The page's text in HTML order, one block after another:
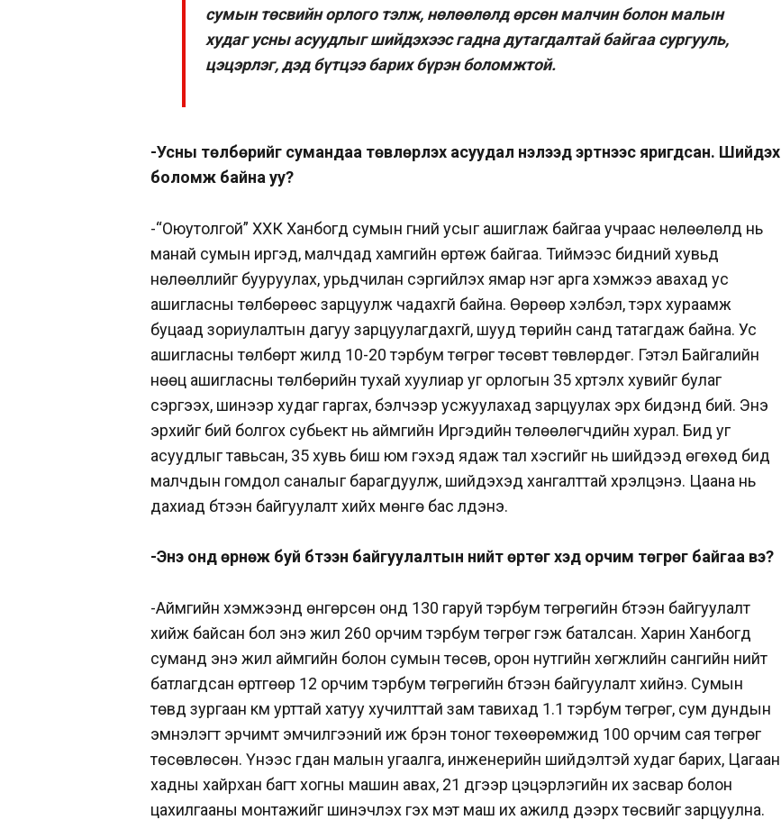
сумын төсвийн орлого тэлж, нөлөөлөлд өрсөн малчин болон малын
худаг усны асуудлыг шийдэхээс гадна дутагдалтай байгаа сургууль,
цэцэрлэг, дэд бүтцээ барих бүрэн боломжтой.
-Усны төлбөрийг сумандаа төвлөрүүлэх асуудал нэлээд эртнээс яригдсан. Шийдэх
боломж байна уу?
-“Оюутолгой” ХХК Ханбогд сумын гүний усыг ашиглаж байгаа учраас нөлөөлөлд нь
манай сумын иргэд, малчдад хамгийн өртөж байгаа. Тиймээс бидний хувьд
нөлөөллийг бууруулах, урьдчилан сэргийлэх ямар нэг арга хэмжээ авахад ус
ашигласны төлбөрөөс зарцуулж чадахгүй байна. Өөрөөр хэлбэл, тэрхүү хураамж
буцаад зориулалтын дагуу зарцуулагдахгүй, шууд төрийн санд татагдаж байна. Ус
ашигласны төлбөрт жилд 10-20 тэрбум төгрөг төсөвт төвлөрдөг. Гэтэл Байгалийн
нөөц ашигласны төлбөрийн тухай хуулиар уг орлогын 35 хүртэлх хувийг булаг
сэргээх, шинээр худаг гаргах, бэлчээр усжуулахад зарцуулах эрх бидэнд бий. Энэ
эрхийг бий болгох субьект нь аймгийн Иргэдийн төлөөлөгчдийн хурал. Бид уг
асуудлыг тавьсан, 35 хувь биш юм гэхэд ядаж тал хэсгийг нь шийдээд өгөхөд бид
малчдын гомдол саналыг барагдуулж, шийдэхэд хангалттай хүрэлцэнэ. Цаана нь
дахиад бүтээн байгуулалт хийх мөнгө бас үлдэнэ.
-Энэ онд өрнөж буй бүтээн байгуулалтын нийт өртөг хэд орчим төгрөг байгаа вэ?
-Аймгийн хэмжээнд өнгөрсөн онд 130 гаруй тэрбум төгрөгийн бүтээн байгуулалт
хийж байсан бол энэ жил 260 орчим тэрбум төгрөг гэж баталсан. Харин Ханбогд
суманд энэ жил аймгийн болон сумын төсөв, орон нутгийн хөгжлийн сангийн нийт
батлагдсан өртгөөр 12 орчим тэрбум төгрөгийн бүтээн байгуулалт хийнэ. Сумын
төвд зургаан км урттай хатуу хучилттай зам тавихад 1.1 тэрбум төгрөг, сум дундын
эмнэлэгт эрчимт эмчилгээний иж бүрэн тоног төхөөрөмжид 100 орчим сая төгрөг
төсөвлөсөн. Үүнээс гдан малын угаалга, инженерийн шийдэлтэй худаг барих, Цагаан
хадны хайрхан багт хогны машин авах, 21 дүгээр цэцэрлэгийн их засвар болон
цахилгааны монтажийг шинэчлэх гэх мэт маш их ажилд дээрх төсвийг зарцуулна.